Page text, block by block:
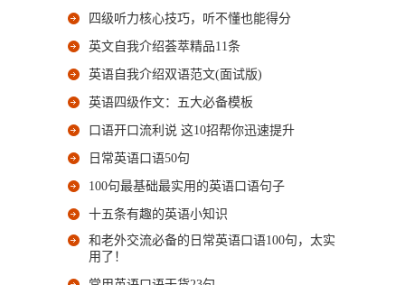
四级听力核心技巧，听不懂也能得分
英文自我介绍荟萃精品11条
英语自我介绍双语范文(面试版)
英语四级作文：五大必备模板
口语开口流利说 这10招帮你迅速提升
日常英语口语50句
100句最基础最实用的英语口语句子
十五条有趣的英语小知识
和老外交流必备的日常英语口语100句，太实
用了！